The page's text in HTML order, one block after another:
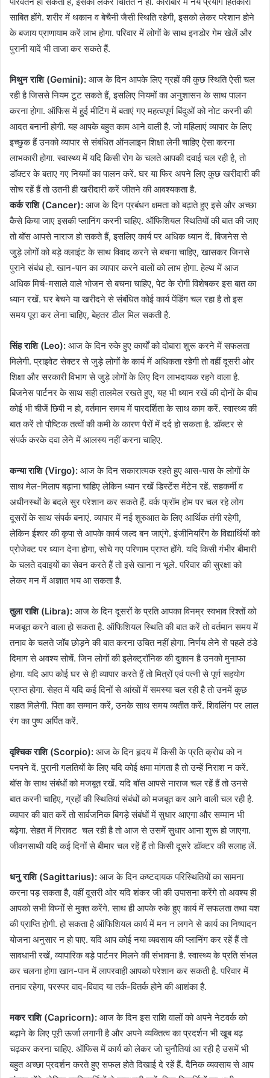
साबित होंगे. शरीर में थकान व बेचैनी जैसी स्थिति रहेगी, इसको लेकर परेशान होने
के बजाय प्राणायाम करें लाभ होगा. परिवार में लोगों के साथ इनडोर गेम खेलें और
पुरानी यादें भी ताजा कर सकते हैं.
मिथुन राशि (Gemini): आज के दिन आपके लिए ग्रहों की कुछ स्थिति ऐसी चल
रही है जिससे नियम टूट सकते हैं, इसलिए नियमों का अनुशासन के साथ पालन
करना होगा. ऑफिस में हुई मीटिंग में बताएं गए महत्वपूर्ण बिंदुओं को नोट करनी की
आदत बनानी होगी. यह आपके बहुत काम आने वाली है. जो महिलाएं व्यापार के लिए
इच्छुक हैं उनको व्यापार से संबंधित ऑनलाइन शिक्षा लेनी चाहिए ऐसा करना
लाभकारी होगा. स्वास्थ्य में यदि किसी रोग के चलते आपकी दवाई चल रही है, तो
डॉक्टर के बताए गए नियमों का पालन करें. घर या फिर अपने लिए कुछ खरीदारी की
सोच रहें हैं तो उतनी ही खरीदारी करें जीतने की आवश्यकता है.
कर्क राशि (Cancer): आज के दिन प्रबंधन क्षमता को बढ़ाते हुए इसे और अच्छा
कैसे किया जाए इसकी प्लानिंग करनी चाहिए. ऑफिशियल स्थितियों की बात की जाए
तो बॉस आपसे नाराज हो सकते हैं, इसलिए कार्य पर अधिक ध्यान दें. बिजनेस से
जुड़े लोगों को बड़े क्लाइंट के साथ विवाद करने से बचना चाहिए, खासकर जिनसे
पुराने संबंध हो. खान-पान का व्यापार करने वालों को लाभ होगा. हेल्थ में आज
अधिक मिर्च-मसाले वाले भोजन से बचना चाहिए, पेट के रोगी विशेषकर इस बात का
ध्यान रखें. घर बेचने या खरीदने से संबंधित कोई कार्य पेंडिंग चल रहा है तो इस
समय पूरा कर लेना चाहिए, बेहतर डील मिल सकती है.
सिंह राशि (Leo): आज के दिन रुके हुए कार्यों को दोबारा शुरू करने में सफलता
मिलेगी. प्राइवेट सेक्टर से जुड़े लोगों के कार्य में अधिकता रहेगी तो वहीं दूसरी ओर
शिक्षा और सरकारी विभाग से जुड़े लोगों के लिए दिन लाभदायक रहने वाला है.
बिजनेस पार्टनर के साथ सही तालमेल रखते हुए, यह भी ध्यान रखें की दोनों के बीच
कोई भी चीजें छिपी न हो, वर्तमान समय में पारदर्शिता के साथ काम करें. स्वास्थ्य की
बात करें तो पौष्टिक तत्वों की कमी के कारण पैरों में दर्द हो सकता है. डॉक्टर से
संपर्क करके दवा लेने में आलस्य नहीं करना चाहिए.
कन्या राशि (Virgo): आज के दिन सकारात्मक रहते हुए आस-पास के लोगों के
साथ मेल-मिलाप बढ़ाना चाहिए लेकिन ध्यान रखें डिस्टेंस मेंटेन रहें. सहकर्मी व
अधीनस्थों के बदले सुर परेशान कर सकते हैं. वर्क फ्रॉम होम पर चल रहे लोग
दूसरों के साथ संपर्क बनाएं. व्यापार में नई शुरुआत के लिए आर्थिक तंगी रहेगी,
लेकिन ईश्वर की कृपा से आपके कार्य जल्द बन जाएंगे. इंजीनियरिंग के विद्यार्थियों को
प्रोजेक्ट पर ध्यान देना होगा, सोचे गए परिणाम प्राप्त होंगे. यदि किसी गंभीर बीमारी
के चलते दवाइयों का सेवन करते हैं तो इसे खाना न भूले. परिवार की सुरक्षा को
लेकर मन में अज्ञात भय आ सकता है.
तुला राशि (Libra): आज के दिन दूसरों के प्रति आपका विनम्र स्वभाव रिश्तों को
मजबूत करने वाला हो सकता है. ऑफिशियल स्थिति की बात करें तो वर्तमान समय में
तनाव के चलते जॉब छोड़ने की बात करना उचित नहीं होगा. निर्णय लेने से पहले ठंडे
दिमाग से अवश्य सोचें. जिन लोगों की इलेक्ट्रॉनिक की दुकान है उनको मुनाफा
होगा. यदि आप कोई घर से ही व्यापार करते हैं तो मित्रों एवं पत्नी से पूर्ण सहयोग
प्राप्त होगा. सेहत में यदि कई दिनों से आंखों में समस्या चल रही है तो उनमें कुछ
राहत मिलेगी. पिता का सम्मान करें, उनके साथ समय व्यतीत करें. शिवलिंग पर लाल
रंग का पुष्प अर्पित करें.
वृश्चिक राशि (Scorpio): आज के दिन हृदय में किसी के प्रति क्रोध को न
पनपने दें. पुरानी गलतियों के लिए यदि कोई क्षमा मांगता है तो उन्हें निराश न करें.
बॉस के साथ संबंधों को मजबूत रखें. यदि बॉस आपसे नाराज चल रहें हैं तो उनसे
बात करनी चाहिए, ग्रहों की स्थितियां संबंधों को मजबूत कर आने वाली चल रही है.
व्यापार की बात करें तो सार्वजनिक बिगड़े संबंधों में सुधार आएगा और सम्मान भी
बढ़ेगा. सेहत में गिरावट चल रही है तो आज से उसमें सुधार आना शुरू हो जाएगा.
जीवनसाथी यदि कई दिनों से बीमार चल रहें हैं तो किसी दूसरे डॉक्टर की सलाह लें.
धनु राशि (Sagittarius): आज के दिन कष्टदायक परिस्थितियों का सामना
करना पड़ सकता है, वहीं दूसरी ओर यदि शंकर जी की उपासना करेंगे तो अवश्य ही
आपको सभी विघ्नों से मुक्त करेंगे. साथ ही आपके रुके हुए कार्य में सफलता तथा यश
की प्राप्ति होगी. हो सकता है ऑफिशियल कार्य में मन न लगने से कार्य का निष्पादन
योजना अनुसार न हो पाए. यदि आप कोई नया व्यवसाय की प्लानिंग कर रहें हैं तो
सावधानी रखें, व्यापारिक बड़े पार्टनर मिलने की संभावना है. स्वास्थ्य के प्रति संभल
कर चलना होगा खान-पान में लापरवाही आपको परेशान कर सकती है. परिवार में
तनाव रहेगा, परस्पर वाद-विवाद या तर्क-वितर्क होने की आशंका है.
मकर राशि (Capricorn): आज के दिन इस राशि वालों को अपने नेटवर्क को
बढ़ाने के लिए पूरी ऊर्जा लगानी है और अपने व्यक्तित्व का प्रदर्शन भी खूब बढ़
चढ़कर करना चाहिए. ऑफिस में कार्य को लेकर जो चुनौतियां आ रही है उसमें भी
बहुत अच्छा प्रदर्शन करते हुए सफल होते दिखाई दे रहें हैं. दैनिक व्यवसाय से आप